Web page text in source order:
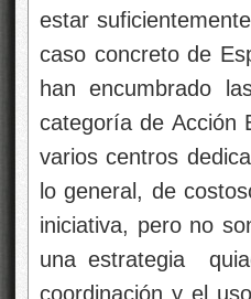
formación de
Otro punto sobre el
en todos los
numerosas las
doctorado con
muchos de estos